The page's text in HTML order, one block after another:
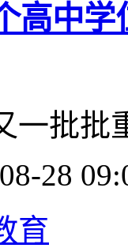
高中
一批批
28
育